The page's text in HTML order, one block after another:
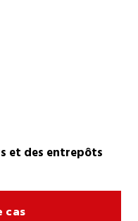
et des entrepôts
cas